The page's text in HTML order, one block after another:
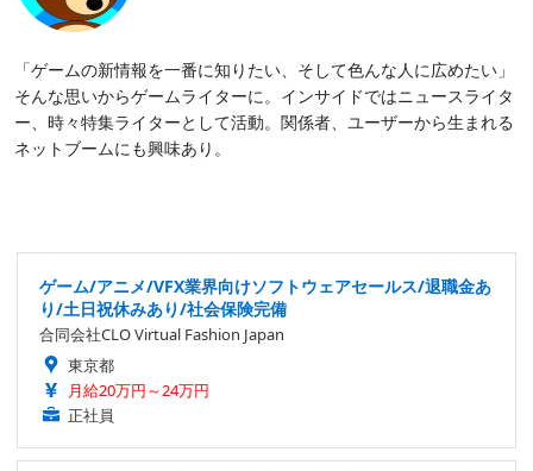
「ゲームの新情報を一番に知りたい、そして色んな人に広めたい」
そんな思いからゲームライターに。インサイドではニュースライタ
ー、時々特集ライターとして活動。関係者、ユーザーから生まれる
ネットブームにも興味あり。
ゲーム/アニメ/VFX業界向けソフトウェアセールス/退職金あ
り/土日祝休みあり/社会保険完備
合同会社CLO Virtual Fashion Japan
東京都
月給20万円～24万円
正社員